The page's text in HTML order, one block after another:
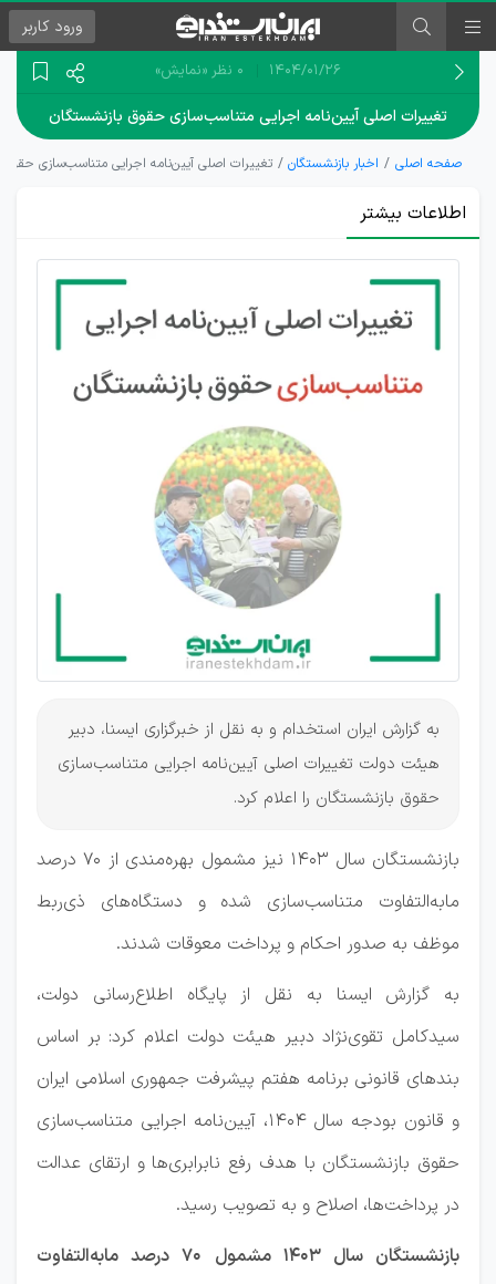
ورود کاربر
۱۴۰۴/۰۱/۲۶ 0 نظر «نمایش»
تغییرات اصلی آیین‌نامه اجرایی متناسب‌سازی حقوق بازنشستگان
صفحه اصلی اخبار بازنشستگان تغییرات اصلی آیین‌نامه اجرایی متناسب‌سازی
اطلاعات بیشتر
بازنشستگان
مشمول ۷۰
مابه‌التفاوت
به گزارش ایران استخدام و به نقل از خبرگزاری ایسنا، دبیر
هیئت دولت تغییرات اصلی آیین‌نامه اجرایی متناسب‌سازی
حقوق بازنشستگان را اعلام کرد.
بازنشستگان سال ۱۴۰۳ نیز مشمول بهره‌مندی از ۷۰ درصد
مابه‌التفاوت متناسب‌سازی شده و دستگاه‌های ذی‌ربط
موظف به صدور احکام و پرداخت معوقات شدند.
به گزارش ایسنا به نقل از پایگاه اطلاع‌رسانی دولت،
سیدکامل تقوی‌نژاد دبیر هیئت دولت اعلام کرد: بر اساس
بندهای قانونی برنامه هفتم پیشرفت جمهوری اسلامی ایران
و قانون بودجه سال ۱۴۰۴، آیین‌نامه اجرایی متناسب‌سازی
حقوق بازنشستگان با هدف رفع نابرابری‌ها و ارتقای عدالت
در پرداخت‌ها، اصلاح و به تصویب رسید.
بازنشستگان سال ۱۴۰۳ مشمول ۷۰ درصد مابه‌التفاوت